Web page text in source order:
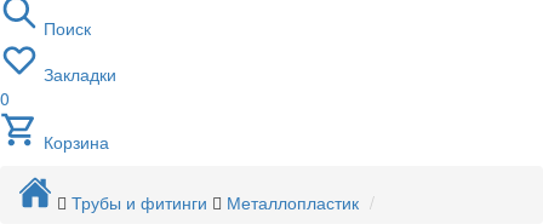
Поиск
Закладки
0
Корзина
Трубы и фитинги Металлопластик